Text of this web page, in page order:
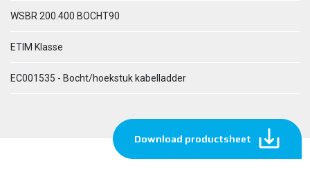
WSBR 200.400 BOCHT90
ETIM Klasse
EC001535 - Bocht/hoekstuk kabelladder
Download productsheet